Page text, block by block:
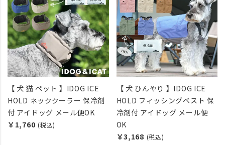
【 犬 猫 ペット 】IDOG ICE
HOLD ネッククーラー 保冷剤
付 アイドッグ メール便OK
￥1,760 (税込)
【 犬 ひんやり 】IDOG ICE
HOLD フィッシングベスト 保
冷剤付 アイドッグ メール便
OK
￥3,168 (税込)